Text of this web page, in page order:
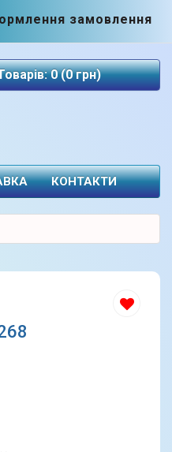
замовлення
0 (0 грн)
КОНТАКТИ